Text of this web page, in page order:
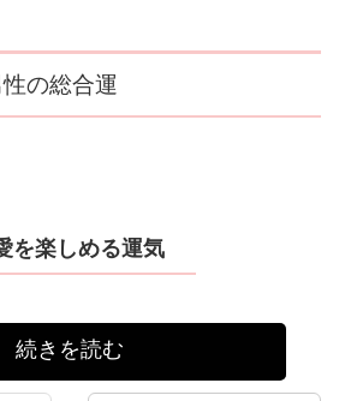
の総合運
を楽しめる運気
続きを読む